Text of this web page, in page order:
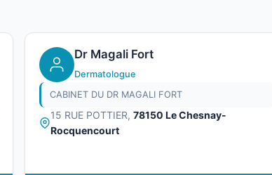
Dr Magali Fort
Dermatologue
CABINET DU DR MAGALI FORT
15 RUE POTTIER, 78150 Le Chesnay-
Rocquencourt